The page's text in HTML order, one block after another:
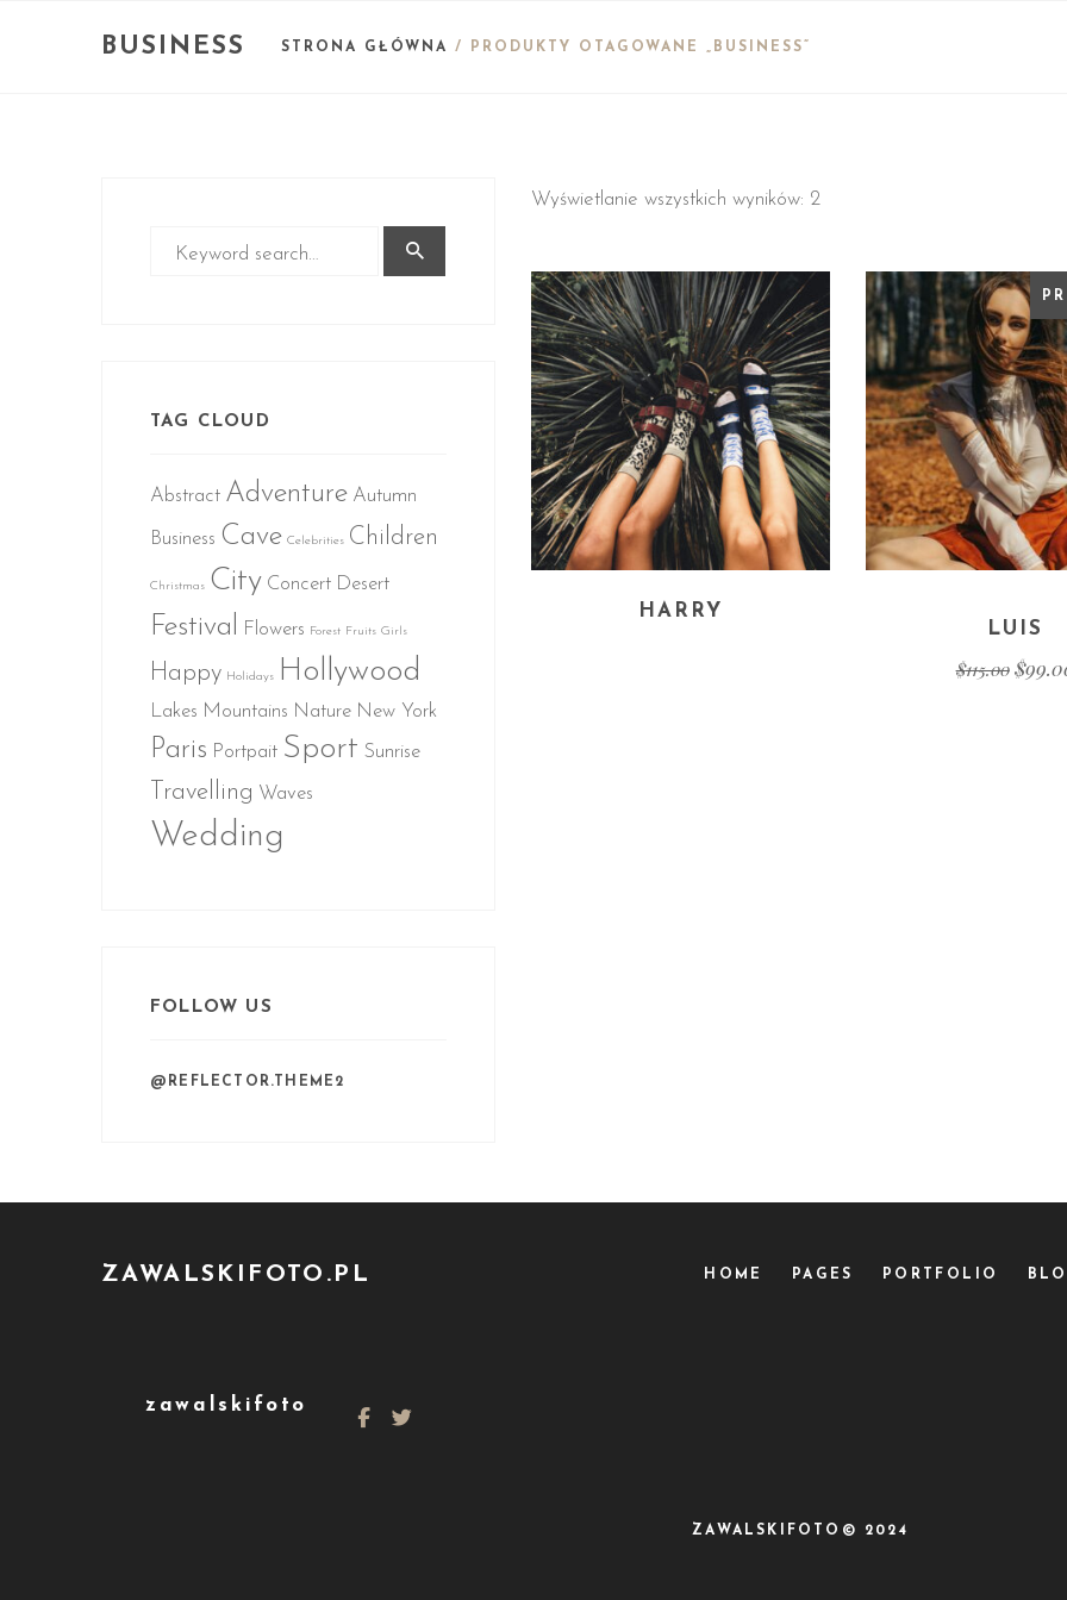
ZAWALSKIFOTO.PL HOME PAGES PORTFOLIO
BUSINESS STRONA GŁÓWNA / PRODUKTY OTAGOWANE „BUSINESS”
Wyświetlanie wszystkich wyników: 2
HARRY
LUIS
$115.00 $
TAG CLOUD
Abstract Adventure Autumn
Business Cave Celebrities Children
Christmas City Concert Desert
Festival Flowers Forest Fruits Girls
Happy Holidays Hollywood
Lakes Mountains Nature New York
Paris Portpait Sport Sunrise
Travelling Waves
Wedding
FOLLOW US
@REFLECTOR.THEME2
zawalskifoto
ZAWALSKIFOTO© 2024